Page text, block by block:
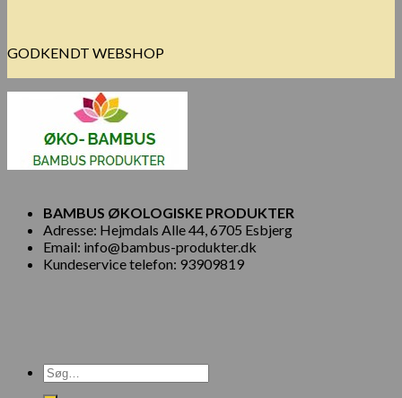
GODKENDT WEBSHOP
BAMBUS ØKOLOGISKE PRODUKTER
Adresse: Hejmdals Alle 44, 6705 Esbjerg
Email: info@bambus-produkter.dk
Kundeservice telefon: 93909819
Søg
efter: